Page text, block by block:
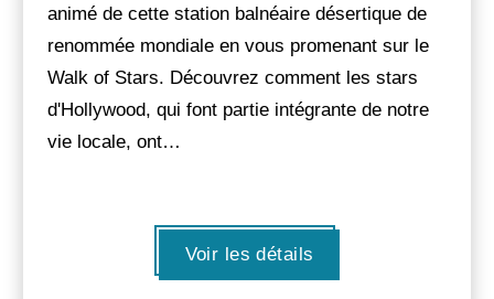
animé de cette station balnéaire désertique de
renommée mondiale en vous promenant sur le
Walk of Stars. Découvrez comment les stars
d'Hollywood, qui font partie intégrante de notre
vie locale, ont…
Voir les détails